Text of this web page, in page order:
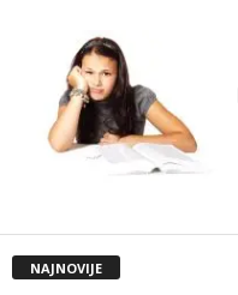
NAJNOVIJE